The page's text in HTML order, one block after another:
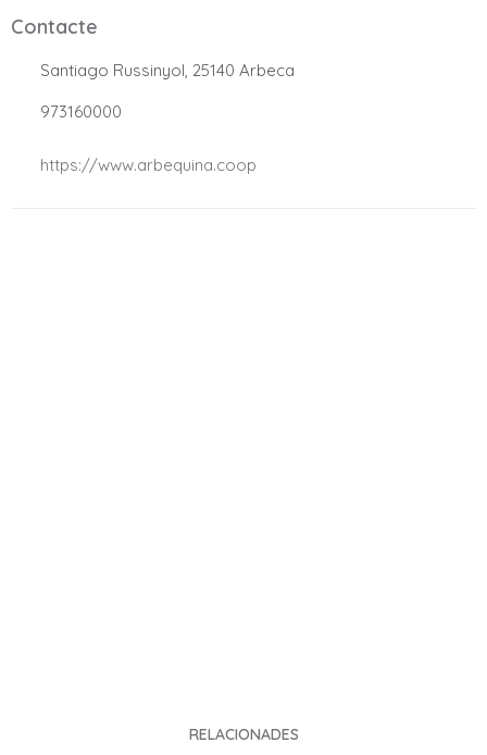
Contacte
Santiago Russinyol, 25140 Arbeca
973160000
https://www.arbequina.coop
RELACIONADES